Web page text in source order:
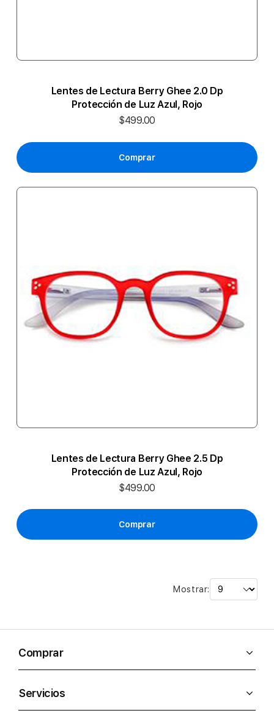
Lentes de Lectura Berry Ghee 2.0 Dp
Protección de Luz Azul, Rojo
$499.00
Comprar
Lentes de Lectura Berry Ghee 2.5 Dp
Protección de Luz Azul, Rojo
$499.00
Comprar
Mostrar:
Comprar
Servicios